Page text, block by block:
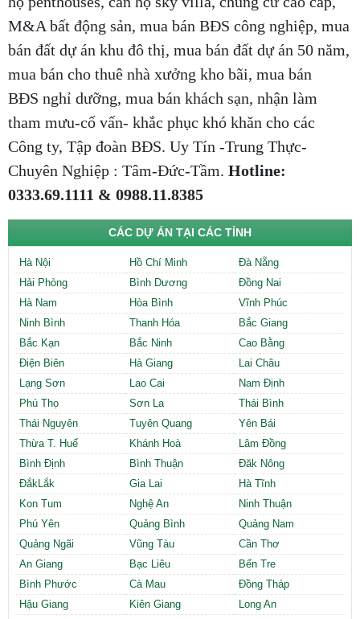
M&A bất động sản, mua bán BĐS công nghiệp, mua
bán đất dự án khu đô thị, mua bán đất dự án 50 năm,
mua bán cho thuê nhà xưởng kho bãi, mua bán
BĐS nghỉ dưỡng, mua bán khách sạn, nhận làm
tham mưu-cố vấn- khắc phục khó khăn cho các
Công ty, Tập đoàn BĐS. Uy Tín -Trung Thực-
Chuyên Nghiệp : Tâm-Đức-Tầm. Hotline:
0333.69.1111 & 0988.11.8385
CÁC DỰ ÁN TẠI CÁC TỈNH
Hà Nội Hồ Chí Minh
Đà Nẵng
Hải Phòng
Bình Dương
Đồng Nai
Hà Nam
Hòa Bình
Vĩnh Phúc
Ninh Bình
Thanh Hóa
Bắc Giang
Bắc Kạn
Bắc Ninh
Cao Bằng
Điện Biên
Hà Giang
Lai Châu
Lạng Sơn
Lao Cai
Nam Định
Phú Thọ
Sơn La
Thái Bình
Thái Nguyên
Tuyên Quang
Yên Bái
Thừa T. Huế
Khánh Hoà
Lâm Đồng
Bình Định
Bình Thuận
Đăk Nông
ĐắkLắk
Gia Lai
Hà Tĩnh
Kon Tum
Nghệ An
Ninh Thuận
Phú Yên
Quảng Bình
Quảng Nam
Quảng Ngãi
Vũng Tàu
Cần Thơ
An Giang
Bạc Liêu
Bến Tre
Bình Phước
Cà Mau
Đồng Tháp
Hậu Giang
Kiên Giang
Long An